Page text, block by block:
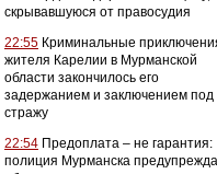
скрывавшуюся от правосудия
22:55 Криминальные
жителя Карелии в Мурманской
области закончилось его
задержанием и заключением под
стражу
22:54 Предоплата – не гарантия:
полиция Мурманска